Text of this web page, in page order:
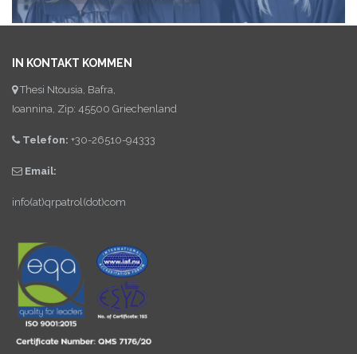
IN KONTAKT KOMMEN
Thesi Ntousia, Bafra,
Ioannina, Zip: 45500 Griechenland
Telefon: +30-26510-94333
Email:
info(at)qrpatrol(dot)com